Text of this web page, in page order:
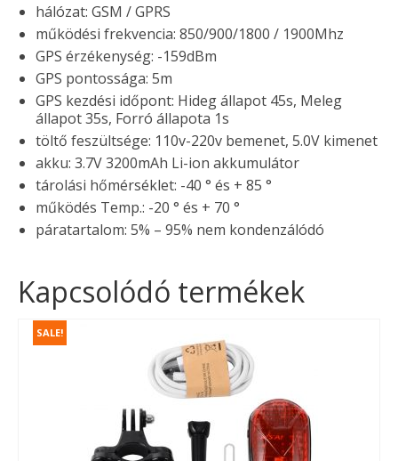
hálózat: GSM / GPRS
működési frekvencia: 850/900/1800 / 1900Mhz
GPS érzékenység: -159dBm
GPS pontossága: 5m
GPS kezdési időpont: Hideg állapot 45s, Meleg
állapot 35s, Forró állapota 1s
töltő feszültsége: 110v-220v bemenet, 5.0V kimenet
akku: 3.7V 3200mAh Li-ion akkumulátor
tárolási hőmérséklet: -40 ° és + 85 °
működés Temp.: -20 ° és + 70 °
páratartalom: 5% – 95% nem kondenzálódó
Kapcsolódó termékek
SALE!